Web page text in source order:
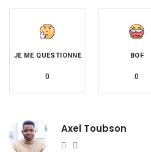
JE ME QUESTIONNE
0
BOF
0
Axel Toubson
Website